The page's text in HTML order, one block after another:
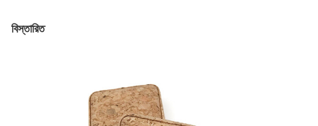
বিস্তারিত